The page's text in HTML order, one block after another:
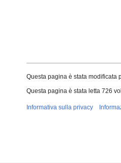
Questa pagina è stata modificata
Questa pagina è stata letta 726
Informativa sulla privacy